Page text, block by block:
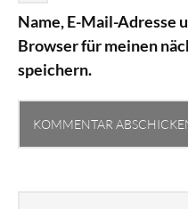
Name, E-Mail-Adresse
Browser für meinen
speichern.